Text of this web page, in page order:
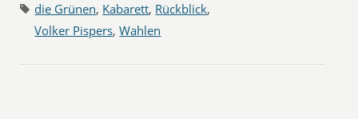
die Grünen, Kabarett, Rückblick,
Volker Pispers,Wahlen